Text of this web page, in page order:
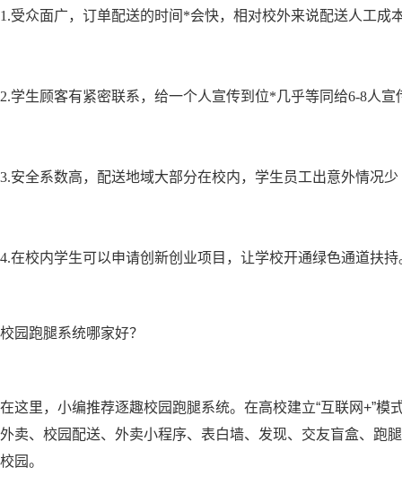
1.受众面广，订单配送的时间*会快，相对校外来说配送人工成
2.学生顾客有紧密联系，给一个人宣传到位*几乎等同给6-8人
3.安全系数高，配送地域大部分在校内，学生员工出意外情况
4.在校内学生可以申请创新创业项目，让学校开通绿色通道扶持
校园跑腿系统哪家好？
在这里，小编推荐逐趣校园跑腿系统。 在高校建立“互联网+”模
外卖、校园配送、外卖小程序、表白墙、发现、交友盲盒、跑
校园。